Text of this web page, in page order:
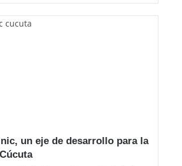
un eje de desarrollo para la